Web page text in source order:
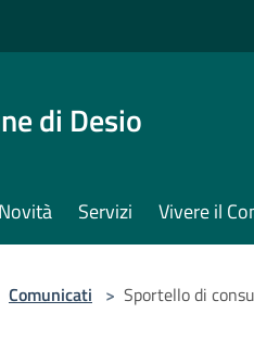
di Desio
Novità Servizi Vivere il
Comunicati > Sportello di